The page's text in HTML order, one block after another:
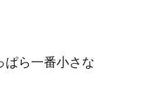
ぱら一番小さな